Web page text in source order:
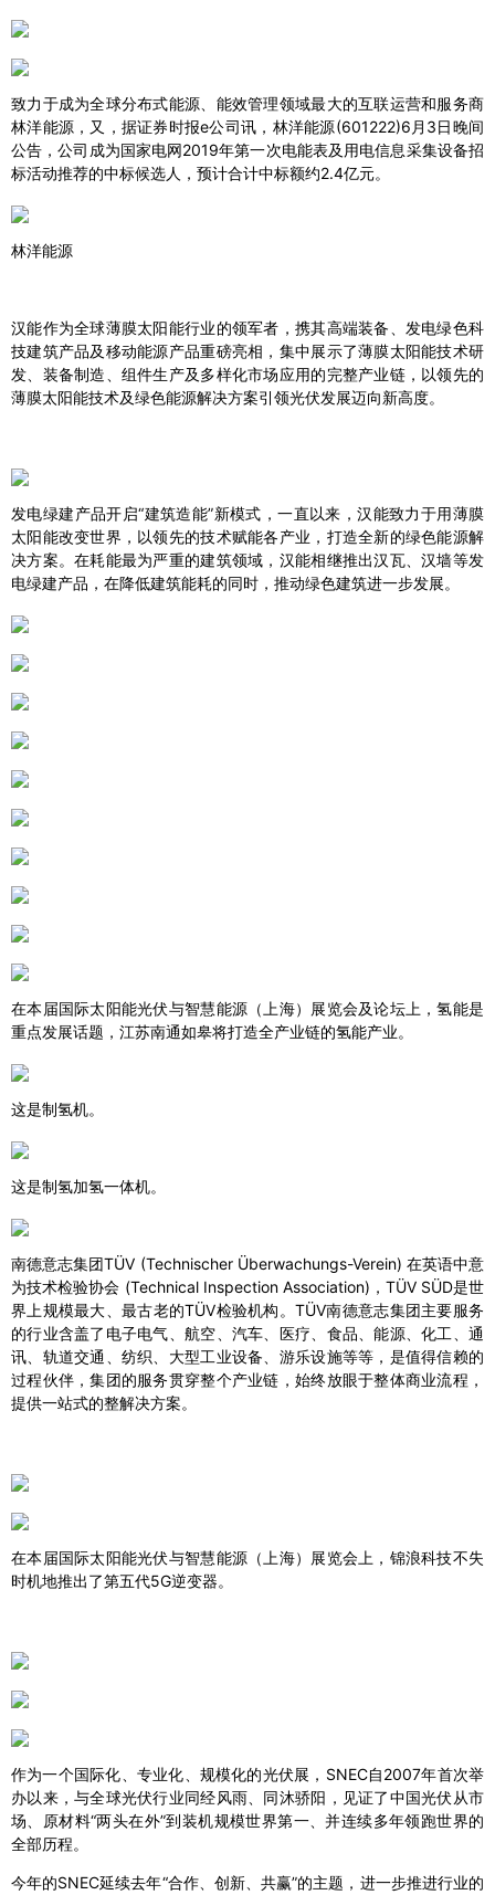
致力于成为全球分布式能源 、能效管理领域最大的互联运营和服务商
林洋能源，又，据证券时报e公司讯，林洋能源(601222)6月3日晚间
公告，公司成为国家电网2019年第一次电能表及用电信息采集设备招
标活动推荐的中标候选人，预计合计中标额约2.4亿元。
林洋能源
汉能作为全球薄膜太阳能行业的领军者，携其高端装备、发电绿色科
技建筑产品及移动能源产品重磅亮相，集中展示了薄膜太阳能技术研
发、装备制造、组件生产及多样化市场应用的完整产业链，以领先的
薄膜太阳能技术及绿色能源解决方案引领光伏发展迈向新高度。
发电绿建产品开启“建筑造能”新模式，一直以来，汉能致力于用薄膜
太阳能改变世界，以领先的技术赋能各产业，打造全新的绿色能源解
决方案。在耗能最为严重的建筑领域，汉能相继推出汉瓦、汉墙等发
电绿建产品，在降低建筑能耗的同时，推动绿色建筑进一步发展。
在本届国际太阳能光伏与智慧能源（上海）展览会及论坛上，氢能是
重点发展话题，江苏南通如皋将打造全产业链的氢能产业。
这是制氢机。
这是制氢加氢一体机。
南德意志集团TÜV (Technischer Überwachungs-Verein) 在英语中意
为技术检验协会 (Technical Inspection Association)，TÜV SÜD是世
界上规模最大、最古老的TÜV检验机构。TÜV南德意志集团主要服务
的行业含盖了电子电气、航空、汽车、医疗、食品、能源、化工、通
讯、轨道交通、纺织、大型工业设备、游乐设施等等，是值得信赖的
过程伙伴，集团的服务贯穿整个产业链，始终放眼于整体商业流程，
提供一站式的整解决方案。
在本届国际太阳能光伏与智慧能源（上海）展览会上，锦浪科技不失
时机地推出了第五代5G逆变器。
作为一个国际化、专业化、规模化的光伏展，SNEC自2007年首次举
办以来，与全球光伏行业同经风雨、同沐骄阳，见证了中国光伏从市
场、原材料“两头在外”到装机规模世界第一、并连续多年领跑世界的
全部历程。
今年的SNEC延续去年“合作、创新、共赢”的主题，进一步推进行业的